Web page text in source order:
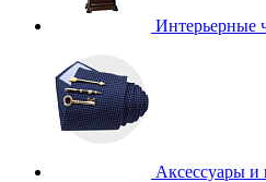
Интерьерные
Аксессуары и